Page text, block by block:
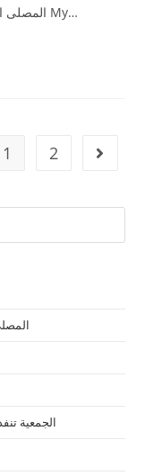
المصلى المتنقل بشرى إسلام عاملة من الجالية الفلبينية My…
1 2
الجمعية